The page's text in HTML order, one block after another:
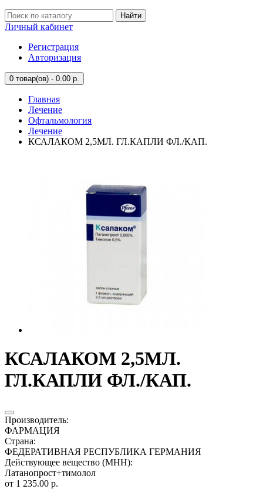
Найти
Личный кабинет
Регистрация
Авторизация
0 товар(ов) - 0.00 р.
Главная
Лечение
Офтальмология
Лечение
КСАЛАКОМ 2,5МЛ. ГЛ.КАПЛИ ФЛ./КАП.
КСАЛАКОМ 2,5МЛ.
ГЛ.КАПЛИ ФЛ./КАП.
Производитель:
ФАРМАЦИЯ
Страна:
ФЕДЕРАТИВНАЯ РЕСПУБЛИКА ГЕРМАНИЯ
Действующее вещество (МНН):
Латанопрост+тимолол
от 1 235.00 р.